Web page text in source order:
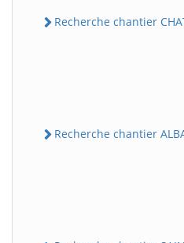
Recherche chantier
Recherche chantier